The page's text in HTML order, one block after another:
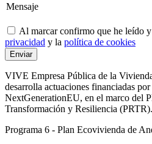
Al marcar confirmo que he leído y
privacidad y la política de cookies
Enviar
VIVE Empresa Pública de la
desarrolla actuaciones financiadas
NextGenerationEU, en el marco del
Transformación y Resiliencia (PRTR).
Programa 6 - Plan Ecovivienda de